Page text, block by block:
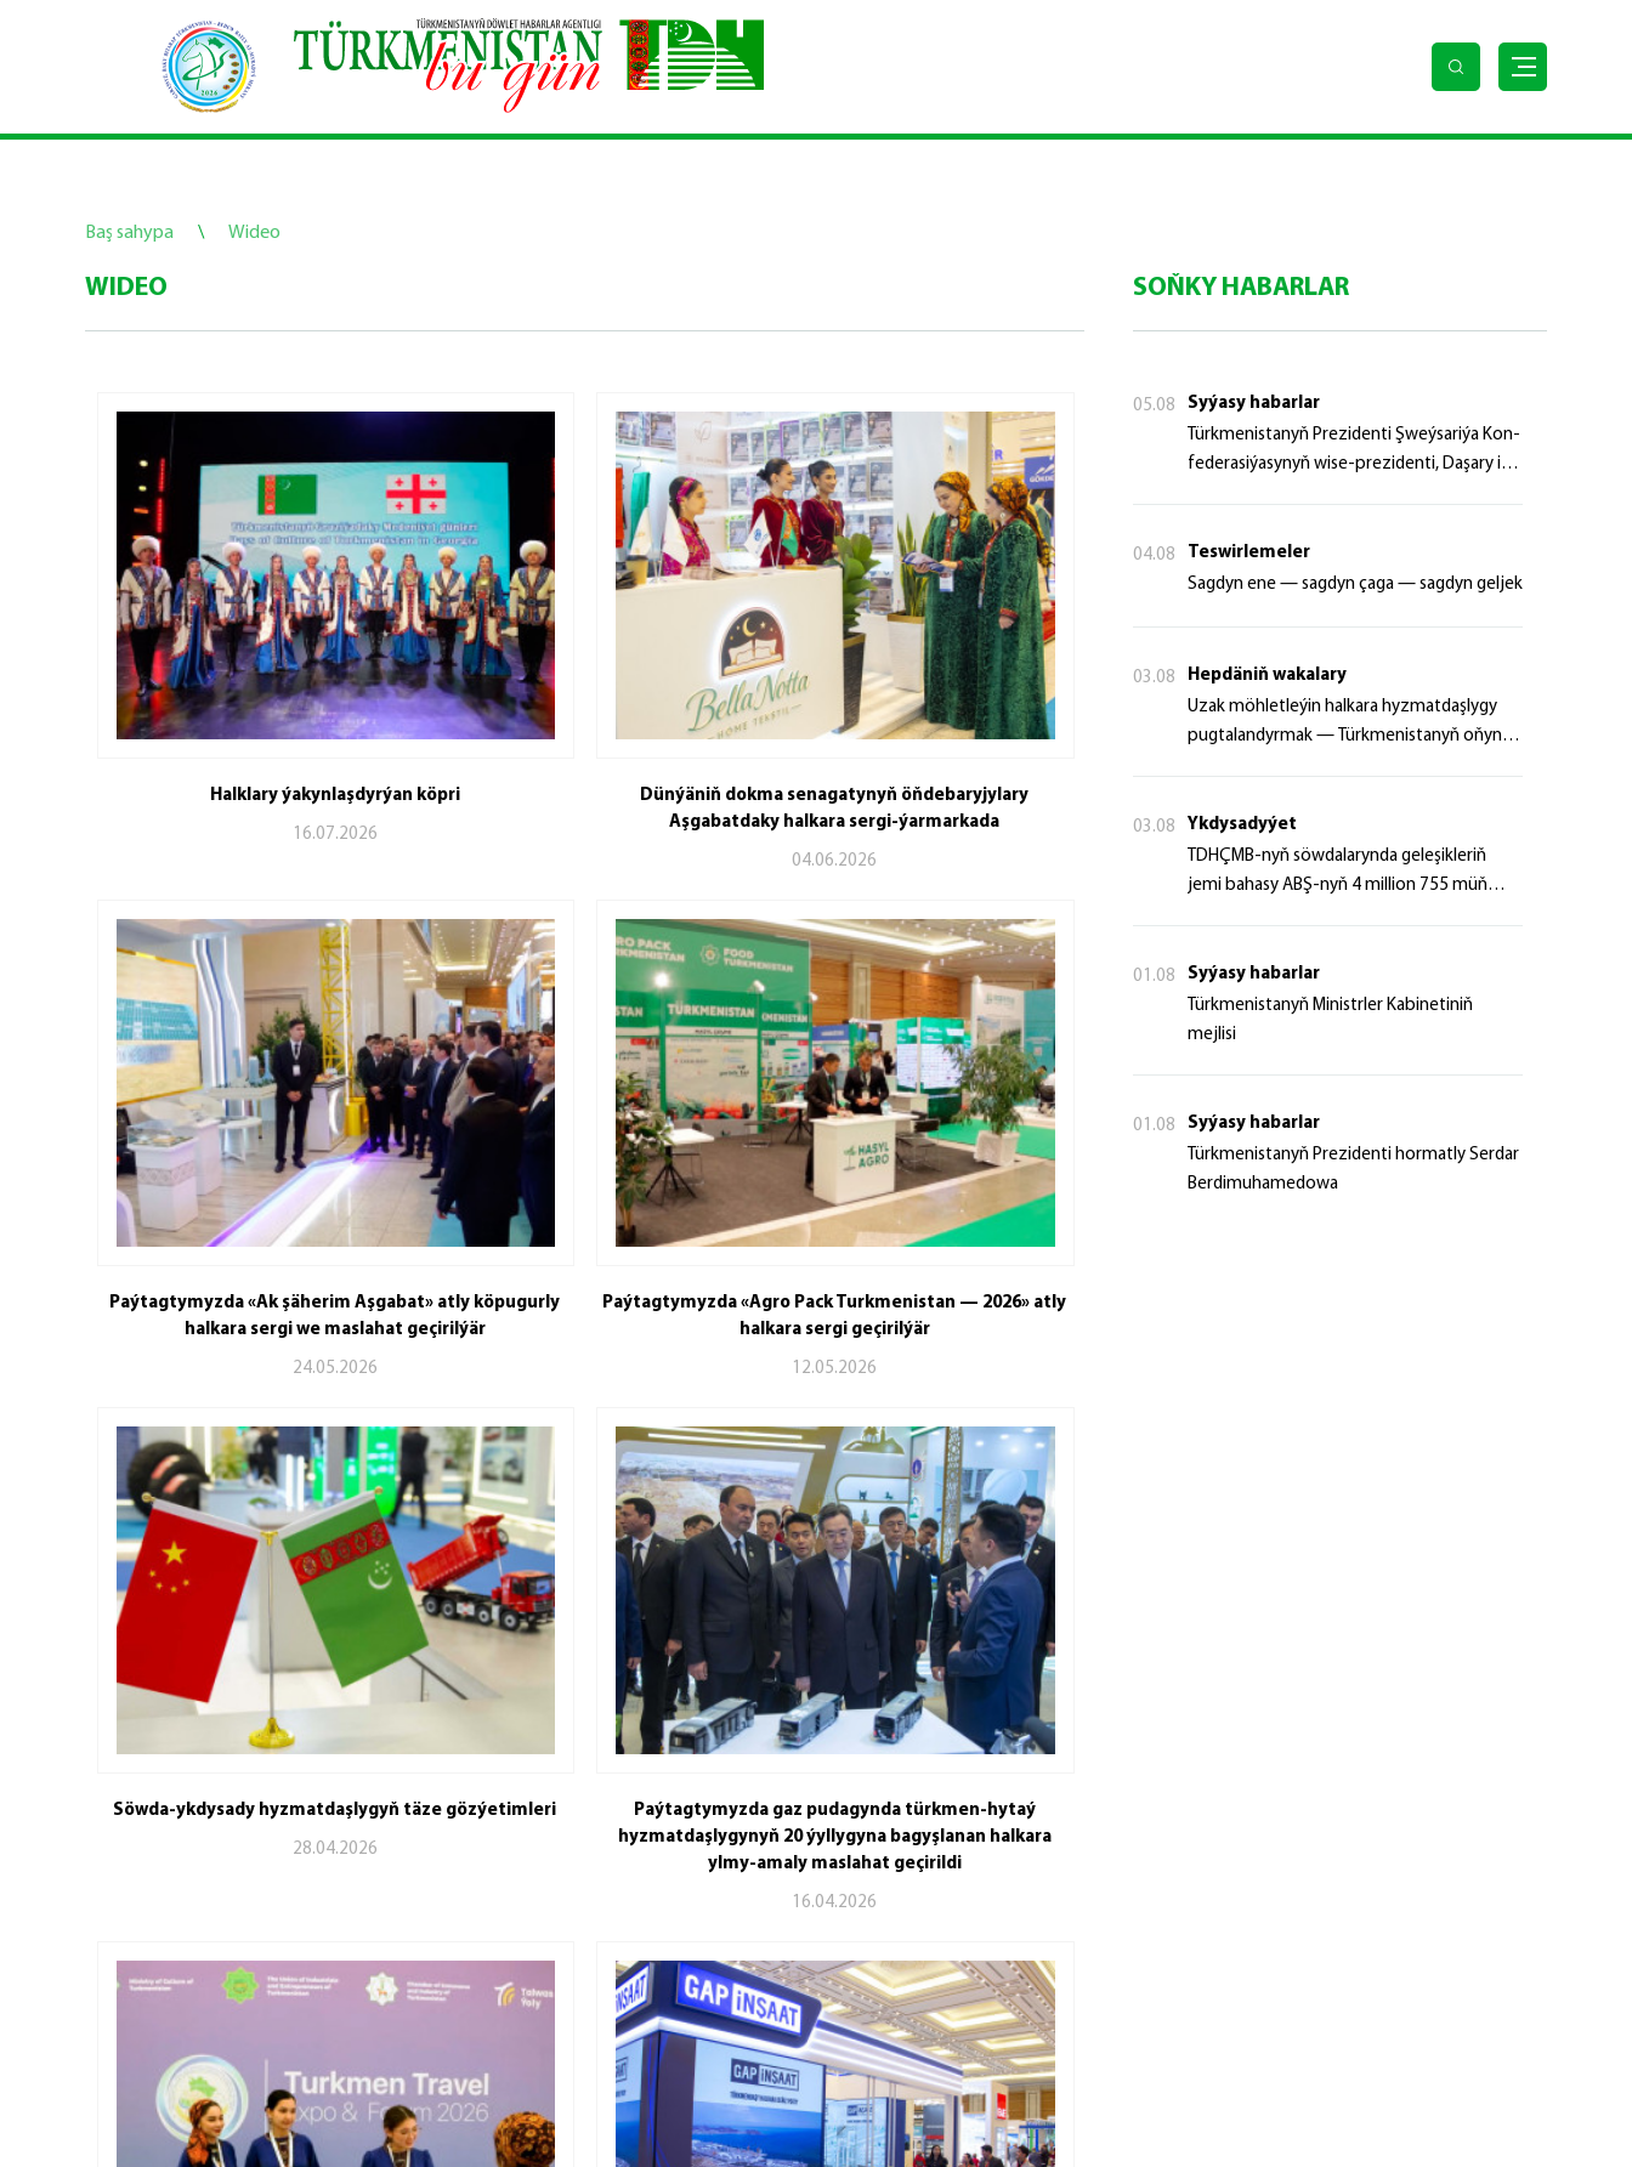
Baş sahypa \ Wideo
WIDEO
Halklary ýakynlaşdyrýan köpri
16.07.2026
Dünýäniň dokma senagatynyň öňdebaryjylary
Aşgabatdaky halkara sergi-ýarmarkada
04.06.2026
Paýtagtymyzda «Ak şäherim Aşgabat» atly köpugurly
halkara sergi we maslahat geçirilýär
24.05.2026
Paýtagtymyzda «Agro Pack Turkmenistan — 2026» atly
halkara sergi geçirilýär
12.05.2026
Söwda-ykdysady hyzmatdaşlygyň täze gözýetimleri
28.04.2026
Paýtagtymyzda gaz pudagynda türkmen-hytaý
hyzmatdaşlygynyň 20 ýyllygyna bagyşlanan halkara
ylmy-amaly maslahat geçirildi
16.04.2026
SOŇKY HABARLAR
05.08
Syýasy habarlar
Türk­me­nis­ta­nyň Prezidenti Şweý­sa­ri­ýa Kon­
fe­de­ra­si­ýa­sy­nyň wi­se-prezidenti, Da­şa­ry iş­
04.08
Teswirlemeler
Sagdyn ene — sagdyn çaga — sagdyn geljek
03.08
Hepdäniň wakalary
Uzak möhletleýin halkara hyzmatdaşlygy
pugtalandyrmak — Türkmenistanyň oňyn
03.08
Ykdysadyýet
TDHÇMB-nyň söwdalarynda geleşikleriň
jemi bahasy ABŞ-nyň 4 million 755 müň
01.08
Syýasy habarlar
Türkmenistanyň Ministrler Kabinetiniň
mejlisi
01.08
Syýasy habarlar
Türkmenistanyň Prezidenti hormatly Serdar
Berdimuhamedowa